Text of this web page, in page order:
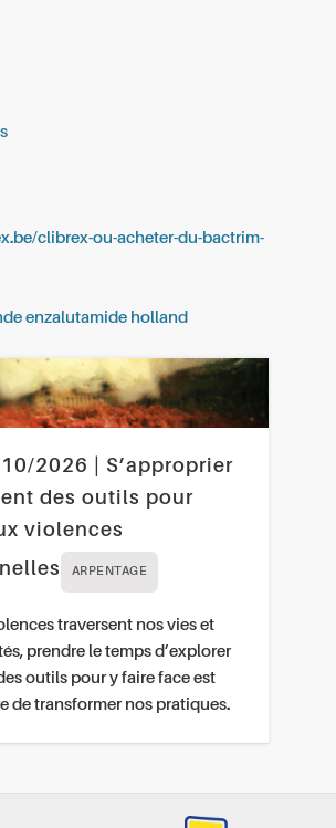
clibrex-ou-acheter-du-bactrim-
enzalutamide holland
2026 | S’approprier
des outils pour
violences
ARPENTAGE
traversent nos vies et
prendre le temps d’explorer
outils pour y faire face est
de transformer nos pratiques.